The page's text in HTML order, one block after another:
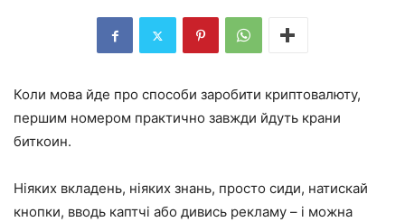
Коли мова йде про способи заробити криптовалюту,
першим номером практично завжди йдуть крани
биткоин.
Ніяких вкладень, ніяких знань, просто сиди, натискай
кнопки, вводь каптчі або дивись рекламу – і можна